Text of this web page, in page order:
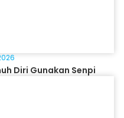
Diri Gunakan Senpi